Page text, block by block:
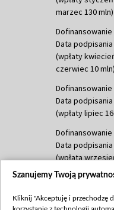
marzec 130 mln)
Dofinansowanie
Data podpisania
(wpłaty
czerwiec 10 mln)
Dofinansowanie
Data podpisania
(wpłaty lipiec
Dofinansowanie
Data podpisania
(wpłata
Dofinansowanie
(wpłata
Szanujemy Twoją
Kliknij "Akceptuję i przechodzę